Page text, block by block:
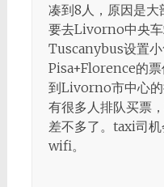
凑到8人，原因是
要去Livorno中央
Tuscanybus设置小
Pisa+Florence的票
到Livorno市中心的
有很多人排队买票
差不多了。taxi司
wifi。